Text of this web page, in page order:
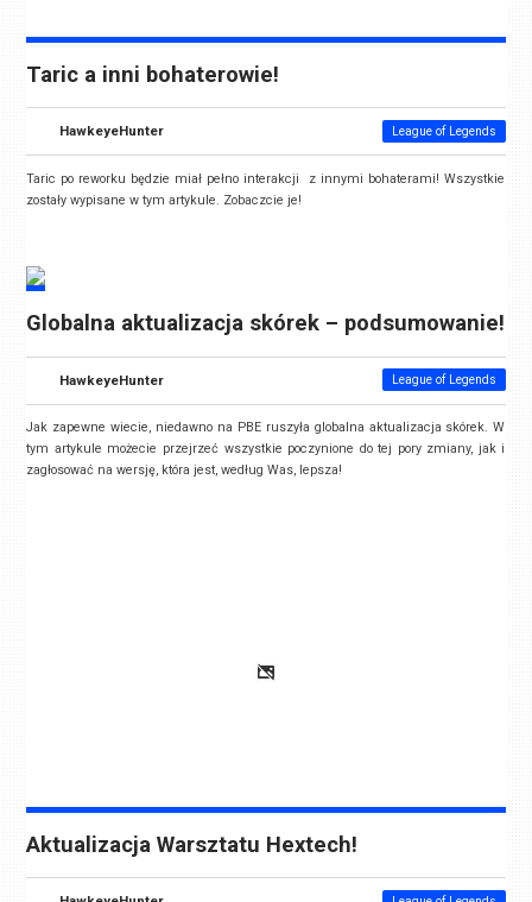
Taric a inni bohaterowie!
HawkeyeHunter League of Legends
Taric po reworku będzie miał pełno interakcji z innymi bohaterami! Wszystkie
zostały wypisane w tym artykule. Zobaczcie je!
Globalna aktualizacja skórek – podsumowanie!
HawkeyeHunter League of Legends
Jak zapewne wiecie, niedawno na PBE ruszyła globalna aktualizacja skórek. W
tym artykule możecie przejrzeć wszystkie poczynione do tej pory zmiany, jak i
zagłosować na wersję, która jest, według Was, lepsza!
Aktualizacja Warsztatu Hextech!